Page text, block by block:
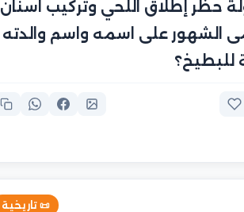
حظر إطلاق اللحي وتركيب اسنان
الشهور على اسمه واسم والدته
للبطيخ؟
📜 تاريخية